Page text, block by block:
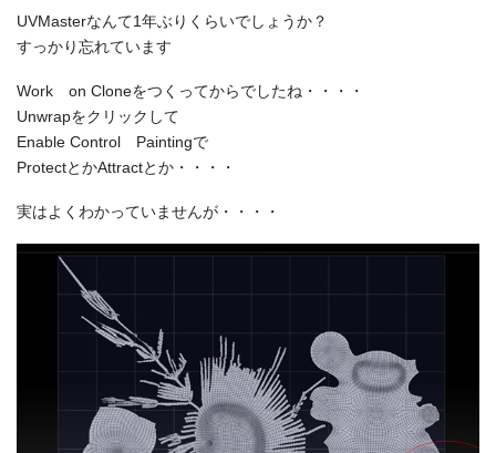
UVMasterなんて1年ぶりくらいでしょうか？
すっかり忘れています
Work on Cloneをつくってからでしたね・・・・
Unwrapをクリックして
Enable Control Paintingで
ProtectとかAttractとか・・・・
実はよくわかっていませんが・・・・